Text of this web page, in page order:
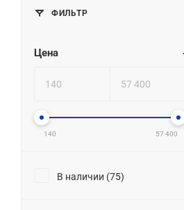
ФИЛЬТР
Цена
140 57 400
В наличии (75)